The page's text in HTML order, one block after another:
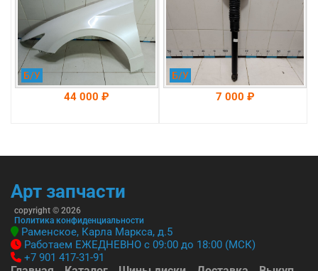
Б/У
44 000 ₽
-->
Б/У
7 000 ₽
-->
Арт запчасти
copyright © 2026
Политика конфиденциальности
Раменское, Карла Маркса, д.5
Работаем ЕЖЕДНЕВНО с 09:00 до 18:00 (МСК)
+7 901 417-31-91